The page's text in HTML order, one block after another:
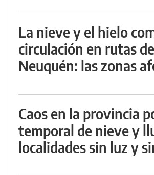
La nieve y el hielo
circulación en rutas de
Neuquén: las zonas
Caos en la provincia
temporal de nieve y
localidades sin luz y